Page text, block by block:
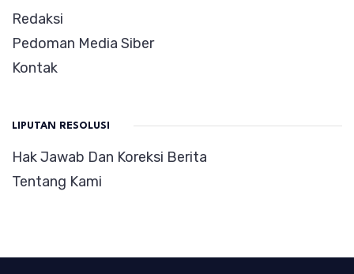
Redaksi
Pedoman Media Siber
Kontak
LIPUTAN RESOLUSI
Hak Jawab Dan Koreksi Berita
Tentang Kami